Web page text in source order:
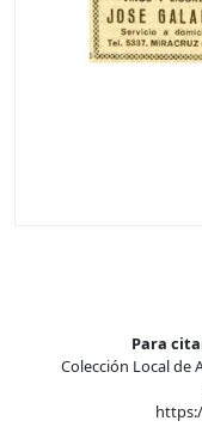
Para
Colección Local de